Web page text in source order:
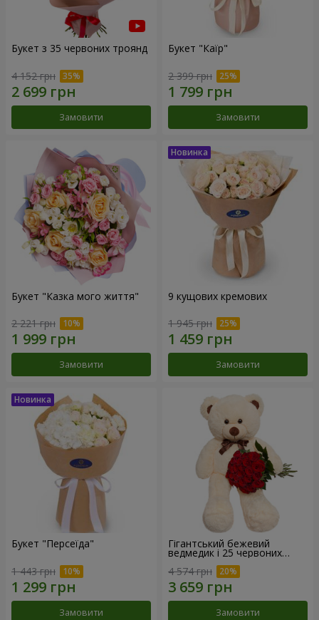
Букет з 35 червоних троянд
4 152 грн
Замовити
Букет "Каїр"
2 399 грн
Замовити
Букет "Казка мого життя"
2 221 грн
Замовити
9 кущових кремових
1 945 грн
Замовити
Букет "Персеїда"
1 443 грн
Замовити
Гігантський бежевий
ведмедик і 25 червоних
троянд
4 574 грн
Замовити